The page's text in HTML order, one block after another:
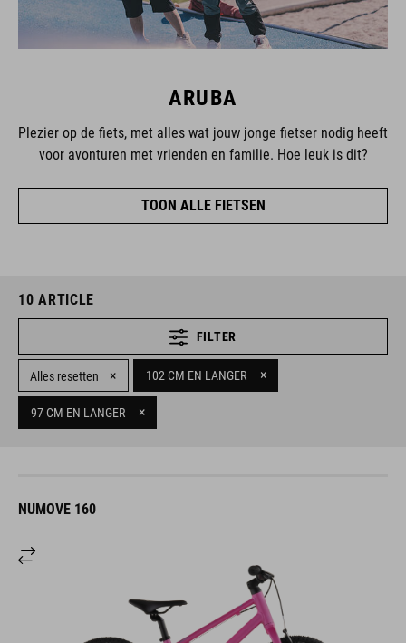
ARUBA
Plezier op de fiets, met alles wat jouw jonge fietser nodig heeft
voor avonturen met vrienden en familie. Hoe leuk is dit?
TOON ALLE FIETSEN
10 ARTICLE
FILTER
Alles resetten × 102 CM EN LANGER ×
97 CM EN LANGER ×
NUMOVE 160